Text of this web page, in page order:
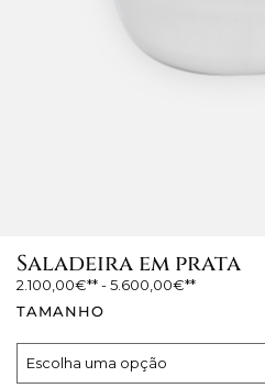
Saladeira em prata
2.100,00€ -5.600,00€
TAMANHO